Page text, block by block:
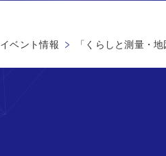
イベント情報 「くらしと測量・